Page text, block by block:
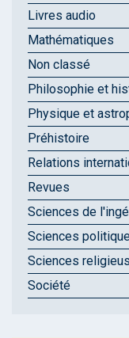
Livres audio
Mathématiques
Non classé
Philosophie et
Physique et
Préhistoire
Relations
Revues
Sciences de
Sciences
Sciences
Société